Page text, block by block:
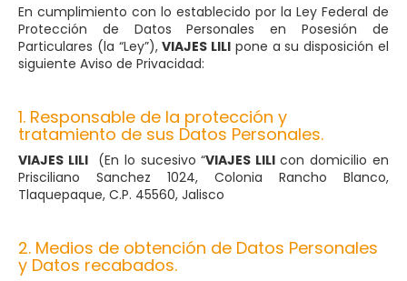
En cumplimiento con lo establecido por la Ley Federal de
Protección de Datos Personales en Posesión de
Particulares (la “Ley”),VIAJES LILI pone a su disposición el
siguiente Aviso de Privacidad:
1. Responsable de la protección y
tratamiento de sus Datos Personales.
VIAJES LILI (En lo sucesivo “VIAJES LILIcon domicilio en
Prisciliano Sanchez 1024, Colonia Rancho Blanco,
Tlaquepaque, C.P. 45560, Jalisco
2. Medios de obtención de Datos Personales
y Datos recabados.